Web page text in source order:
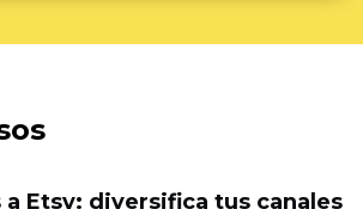
Etsy: diversifica tus canales